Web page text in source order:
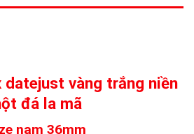
datejust vàng trắng niền
đá la mã
nam 36mm